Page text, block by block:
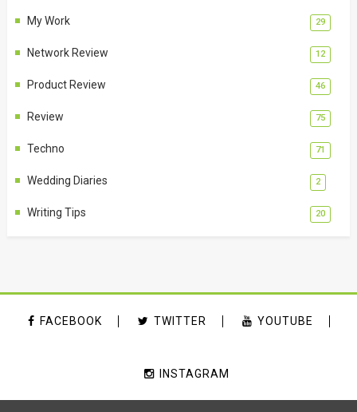
My Work 29
Network Review 12
Product Review 46
Review 75
Techno 71
Wedding Diaries 2
Writing Tips 20
FACEBOOK TWITTER YOUTUBE
INSTAGRAM